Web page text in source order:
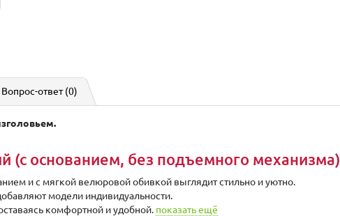
Вопрос-ответ(0)
(с основанием, без подъемного механизма)
и с мягкой велюровой обивкой выглядит стильно и уютно.
модели индивидуальности.
комфортной и удобной. показать ещё